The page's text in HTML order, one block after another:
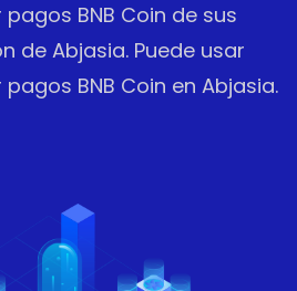
BNB Coin de sus
de Abjasia. Puede usar
BNB Coin en Abjasia.